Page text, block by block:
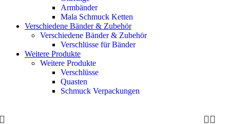
Armbänder
Mala Schmuck Ketten
Verschiedene Bänder & Zubehör
Verschiedene Bänder & Zubehör
Verschlüsse für Bänder
Weitere Produkte
Weitere Produkte
Verschlüsse
Quasten
Schmuck Verpackungen